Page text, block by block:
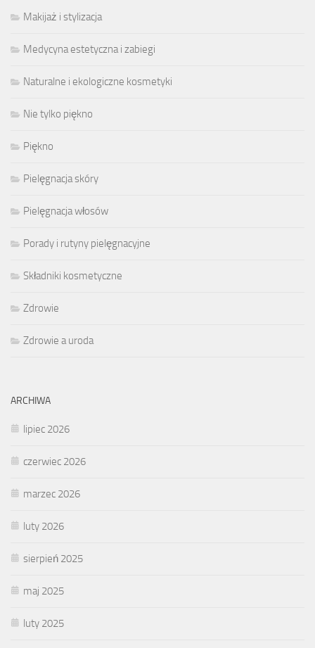
Makijaż i stylizacja
Medycyna estetyczna i zabiegi
Naturalne i ekologiczne kosmetyki
Nie tylko piękno
Piękno
Pielęgnacja skóry
Pielęgnacja włosów
Porady i rutyny pielęgnacyjne
Składniki kosmetyczne
Zdrowie
Zdrowie a uroda
ARCHIWA
lipiec 2026
czerwiec 2026
marzec 2026
luty 2026
sierpień 2025
maj 2025
luty 2025